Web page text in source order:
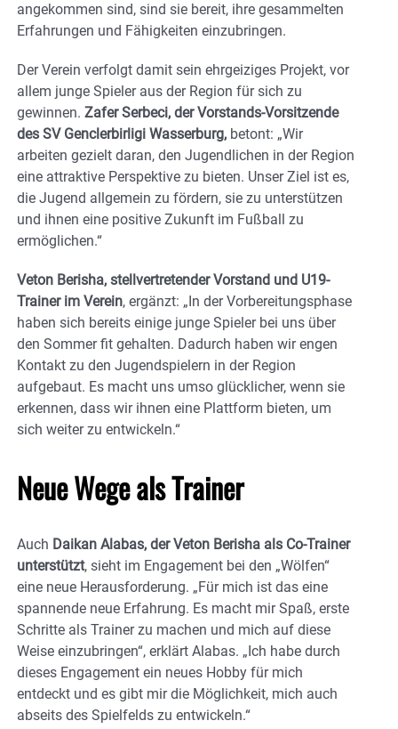
angekommen sind, sind sie bereit, ihre gesammelten
Erfahrungen und Fähigkeiten einzubringen.
Der Verein verfolgt damit sein ehrgeiziges Projekt, vor
allem junge Spieler aus der Region für sich zu
gewinnen. Zafer Serbeci, der Vorstands-Vorsitzende
des SV Genclerbirligi Wasserburg, betont: „Wir
arbeiten gezielt daran, den Jugendlichen in der Region
eine attraktive Perspektive zu bieten. Unser Ziel ist es,
die Jugend allgemein zu fördern, sie zu unterstützen
und ihnen eine positive Zukunft im Fußball zu
ermöglichen.“
Veton Berisha, stellvertretender Vorstand und U19-
Trainer im Verein, ergänzt: „In der Vorbereitungsphase
haben sich bereits einige junge Spieler bei uns über
den Sommer fit gehalten. Dadurch haben wir engen
Kontakt zu den Jugendspielern in der Region
aufgebaut. Es macht uns umso glücklicher, wenn sie
erkennen, dass wir ihnen eine Plattform bieten, um
sich weiter zu entwickeln.“
Neue Wege als Trainer
Auch Daikan Alabas, der Veton Berisha als Co-Trainer
unterstützt, sieht im Engagement bei den „Wölfen“
eine neue Herausforderung. „Für mich ist das eine
spannende neue Erfahrung. Es macht mir Spaß, erste
Schritte als Trainer zu machen und mich auf diese
Weise einzubringen“, erklärt Alabas. „Ich habe durch
dieses Engagement ein neues Hobby für mich
entdeckt und es gibt mir die Möglichkeit, mich auch
abseits des Spielfelds zu entwickeln.“